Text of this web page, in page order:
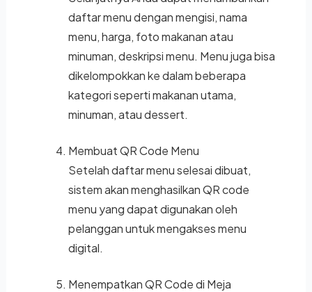
daftar menu dengan mengisi, nama
menu, harga, foto makanan atau
minuman, deskripsi menu. Menu juga bisa
dikelompokkan ke dalam beberapa
kategori seperti makanan utama,
minuman, atau dessert.
Membuat QR Code Menu
Setelah daftar menu selesai dibuat,
sistem akan menghasilkan QR code
menu yang dapat digunakan oleh
pelanggan untuk mengakses menu
digital.
Menempatkan QR Code di Meja